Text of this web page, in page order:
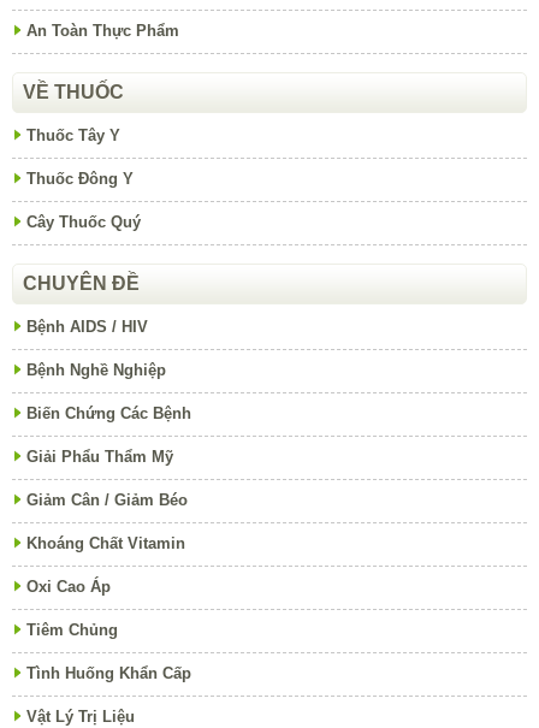
An Toàn Thực Phẩm
VỀ THUỐC
Thuốc Tây Y
Thuốc Đông Y
Cây Thuốc Quý
CHUYÊN ĐỀ
Bệnh AIDS / HIV
Bệnh Nghề Nghiệp
Biến Chứng Các Bệnh
Giải Phẩu Thẩm Mỹ
Giảm Cân / Giảm Béo
Khoáng Chất Vitamin
Oxi Cao Áp
Tiêm Chủng
Tình Huống Khẩn Cấp
Vật Lý Trị Liệu